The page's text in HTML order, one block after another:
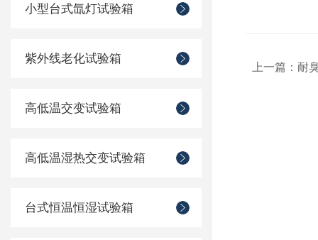
小型台式氙灯试验箱
紫外线老化试验箱
高低温交变试验箱
高低温湿热交变试验箱
台式恒温恒湿试验箱
上一篇： 耐